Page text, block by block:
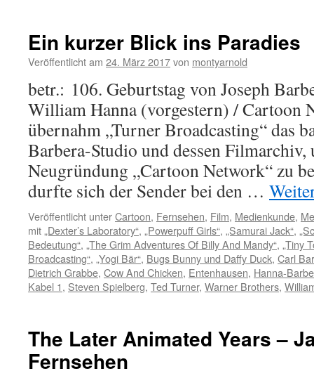
Ein kurzer Blick ins Paradies
Veröffentlicht am 24. März 2017von montyarnold
betr.: 106. Geburtstag von Joseph
William Hanna (vorgestern) / Cartoon
übernahm „Turner Broadcasting“ das
Barbera-Studio und dessen Filmarchiv,
Neugründung „Cartoon Network“ zu
durfte sich der Sender bei den …
Veröffentlicht unterCartoon, Fernsehen, Film, Medienkunde,
mit „Dexter’s Laboratory“, „Powerpuff Girls“, „Samurai Jack“,
Bedeutung“, „The Grim Adventures Of Billy And Mandy“, „Tiny
Broadcasting“, „Yogi Bär“, Bugs Bunny und Daffy Duck, Carl
Dietrich Grabbe, Cow And Chicken, Entenhausen, Hanna-
Kabel 1, Steven Spielberg, Ted Turner, Warner Brothers,
The Later Animated Years –
Fernsehen